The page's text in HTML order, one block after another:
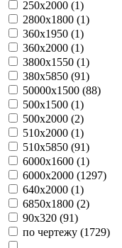
250х2000 (1)
2800х1800 (1)
360х1950 (1)
360х2000 (1)
3800х1550 (1)
380х5850 (91)
50000х1500 (88)
500х1500 (1)
500х2000 (2)
510х2000 (1)
510х5850 (91)
6000х1600 (1)
6000х2000 (1297)
640х2000 (1)
6850х1800 (2)
90х320 (91)
по чертежу (1729)